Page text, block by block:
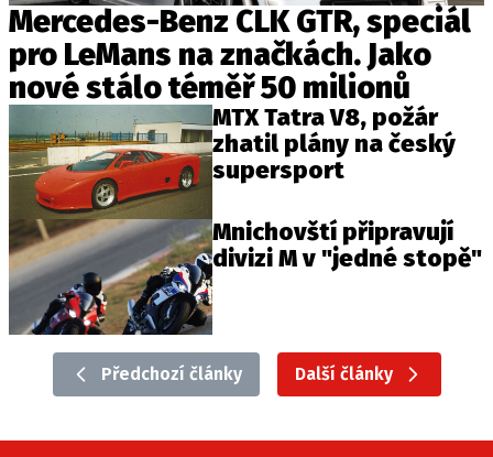
Mercedes-Benz CLK GTR, speciál
pro LeMans na značkách. Jako
nové stálo téměř 50 milionů
MTX Tatra V8, požár
zhatil plány na český
supersport
Mnichovští připravují
divizi M v "jedné stopě"
Předchozí články Další články